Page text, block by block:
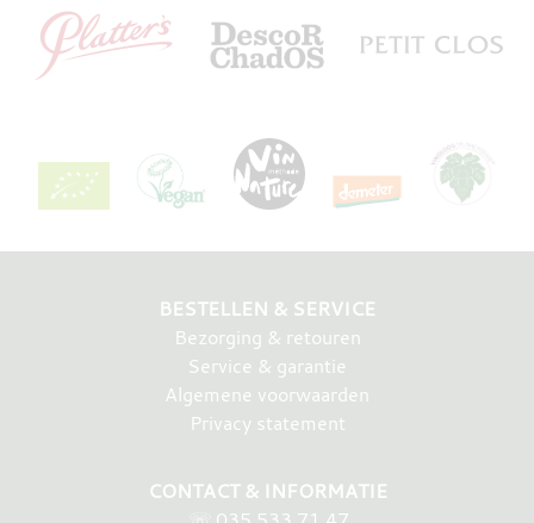
BESTELLEN & SERVICE
Bezorging & retouren
Service & garantie
Algemene voorwaarden
Privacy statement
CONTACT & INFORMATIE